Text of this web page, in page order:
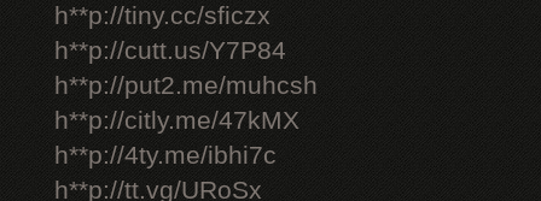
h**p://tiny.cc/sficzx
h**p://cutt.us/Y7P84
h**p://put2.me/muhcsh
h**p://citly.me/47kMX
h**p://4ty.me/ibhi7c
h**p://tt.vg/URoSx